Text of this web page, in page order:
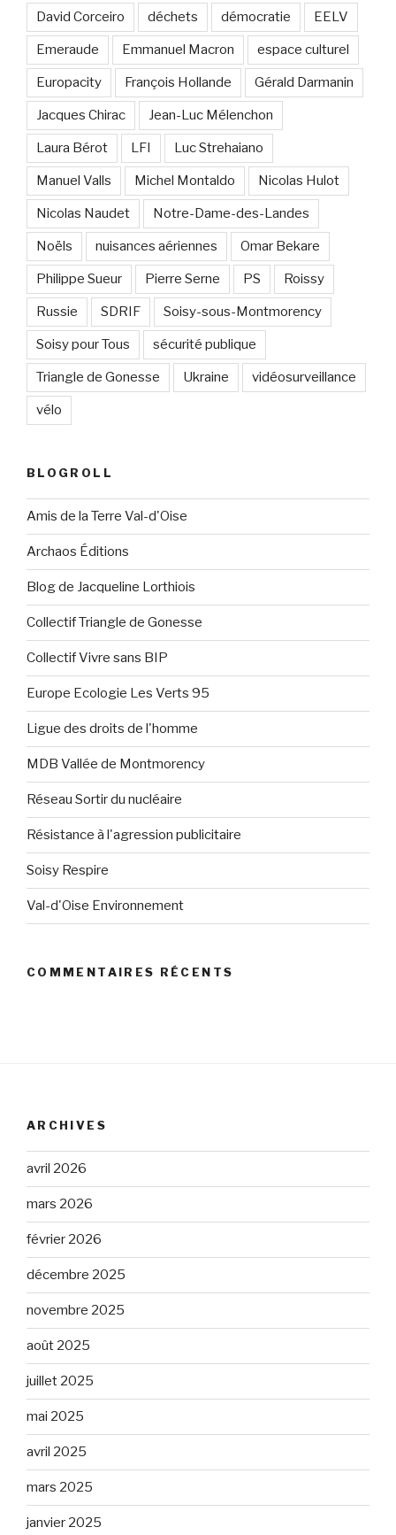
David Corceiro déchets démocratie EELV
Emeraude Emmanuel Macron espace culturel
Europacity François Hollande Gérald Darmanin
Jacques Chirac Jean-Luc Mélenchon
Laura Bérot LFI Luc Strehaiano
Manuel Valls Michel Montaldo Nicolas Hulot
Nicolas Naudet Notre-Dame-des-Landes
Noëls nuisances aériennes Omar Bekare
Philippe Sueur Pierre Serne PS Roissy
Russie SDRIF Soisy-sous-Montmorency
Soisy pour Tous sécurité publique
Triangle de Gonesse Ukraine vidéosurveillance
vélo
BLOGROLL
Amis de la Terre Val-d'Oise
Archaos Éditions
Blog de Jacqueline Lorthiois
Collectif Triangle de Gonesse
Collectif Vivre sans BIP
Europe Ecologie Les Verts 95
Ligue des droits de l'homme
MDB Vallée de Montmorency
Réseau Sortir du nucléaire
Résistance à l'agression publicitaire
Soisy Respire
Val-d'Oise Environnement
COMMENTAIRES RÉCENTS
ARCHIVES
avril 2026
mars 2026
février 2026
décembre 2025
novembre 2025
août 2025
juillet 2025
mai 2025
avril 2025
mars 2025
janvier 2025